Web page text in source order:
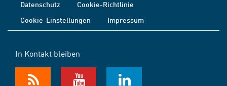
Datenschutz
Cookie-Richtlinie
Cookie-Einstellungen
Impressum
In Kontakt bleiben